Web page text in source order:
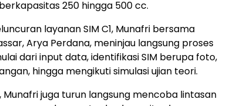
250 hingga 500 cc.
layanan SIM C1, Munafri bersama
Arya Perdana, meninjau langsung proses
dari input data, identifikasi SIM berupa foto,
hingga mengikuti simulasi ujian teori.
Munafri juga turun langsung mencoba lintasan